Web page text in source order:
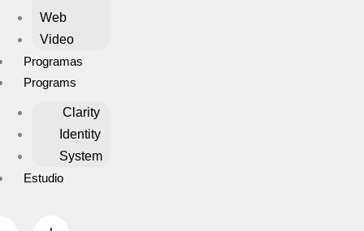
Web
Video
Programas
Programs
Clarity
Identity
System
Estudio